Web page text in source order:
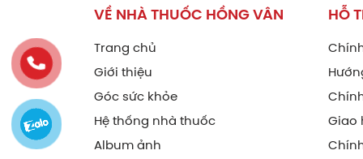
bền
Cao
Có
của
VỀ NHÀ THUỐC HỒNG VÂN
Trang chủ
Giới thiệu
Góc sức khỏe
Hệ thống nhà thuốc
Album ảnh
HỖ
Giao